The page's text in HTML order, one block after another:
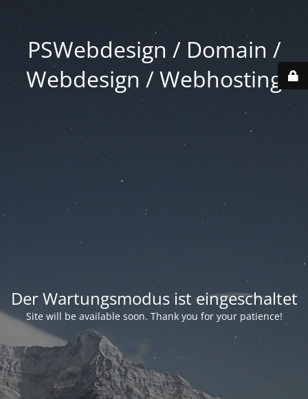
PSWebdesign / Domain /
Webdesign / Webhosting
Der Wartungsmodus ist eingeschaltet
Site will be available soon. Thank you for your patience!